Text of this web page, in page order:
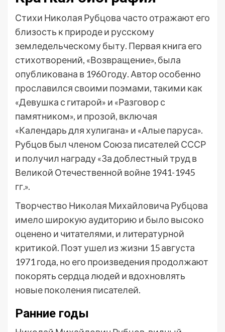
Стихи Николая Рубцова часто отражают его
близость к природе и русскому
земледельческому быту. Первая книга его
стихотворений, «Возвращение», была
опубликована в 1960 году. Автор особенно
прославился своими поэмами, такими как
«Девушка с гитарой» и «Разговор с
памятником», и прозой, включая
«Календарь для хулигана» и «Алые паруса».
Рубцов был членом Союза писателей СССР
и получил награду «За доблестный труд в
Великой Отечественной войне 1941-1945
гг.».
Творчество Николая Михайловича Рубцова
имело широкую аудиторию и было высоко
оценено и читателями, и литературной
критикой. Поэт ушел из жизни 15 августа
1971 года, но его произведения продолжают
покорять сердца людей и вдохновлять
новые поколения писателей.
Ранние годы